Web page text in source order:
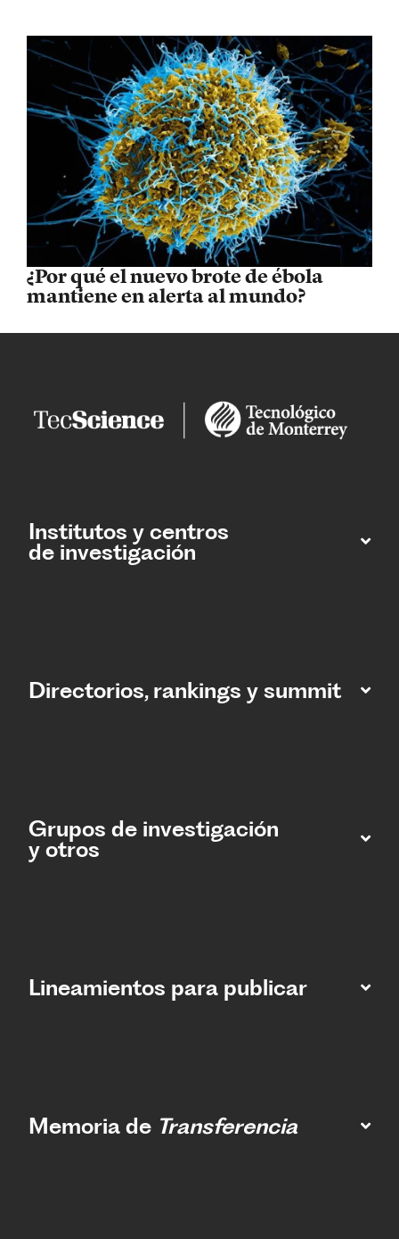
¿Por qué el nuevo brote de ébola
mantiene en alerta al mundo?
Institutos y centros
de investigación
Directorios, rankings y summit
Grupos de investigación
y otros
Lineamientos para publicar
Memoria de Transferencia